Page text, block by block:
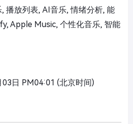
播放列表, AI音乐, 情绪分析, 能
Apple Music, 个性化音乐, 智能
03日 PM04:01 (北京时间)